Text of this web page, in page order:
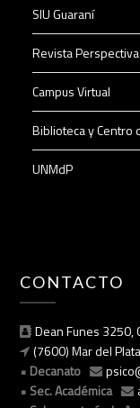
SIU Guaraní
Revista
Campus Virtual
Biblioteca y Centro
UNMdP
CONTACTO
Dean Funes 3250,
(7600) Mar del
Decanato
Sec. Académica